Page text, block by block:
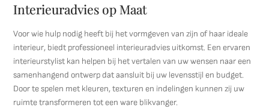
Interieuradvies op Maat
Voor wie hulp nodig heeft bij het vormgeven van zijn of haar ideale
interieur, biedt professioneel interieuradvies uitkomst. Een ervaren
interieurstylist kan helpen bij het vertalen van uw wensen naar een
samenhangend ontwerp dat aansluit bij uw levensstijl en budget.
Door te spelen met kleuren, texturen en indelingen kunnen zij uw
ruimte transformeren tot een ware blikvanger.